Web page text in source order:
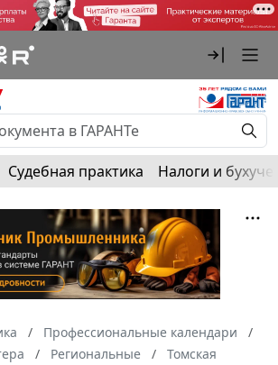
Судебная практика Налоги и
Профессиональные календари
Региональные
Томская